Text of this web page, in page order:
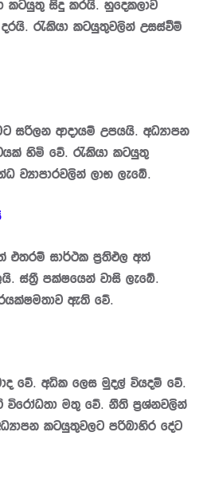
කටයුතු සිදු කරයි. හුදෙකලාව
රැකියා කටයුතුවලින් උසස්වීම්
සරිලන ආදායම් උපයයි. අධ්‍යාපන
හිමි වේ. රැකියා කටයුතු
ව්‍යාපාරවලින් ලාභ ලැබේ.
එතරම් සාර්ථක ප්‍රතිඵල අත්
ස්ත්‍රී පක්ෂයෙන් වාසි ලැබේ.
ඇති වේ.
වේ. අධික ලෙස මුදල් වියදම් වේ.
විරෝධතා මතු වේ. නීති ප්‍රශ්නවලින්
කටයුතුවලට පරිබාහිර දේට